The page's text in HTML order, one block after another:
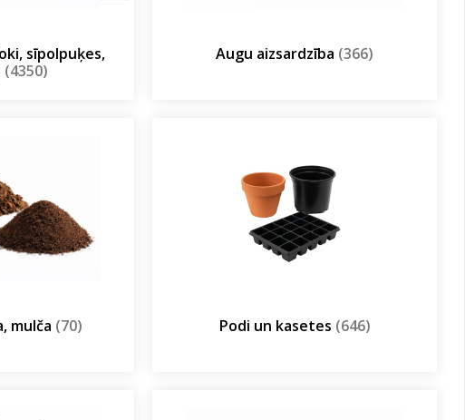
sīpolpuķes,
(4350)
Augu aizsardzība (366)
mulča (70) Podi un kasetes (646)